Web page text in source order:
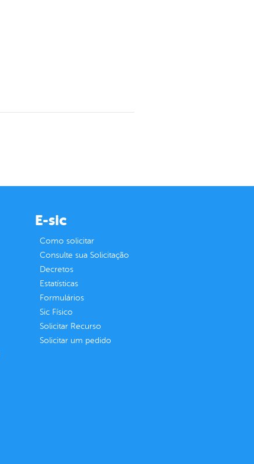
E-sic
Como solicitar
Consulte sua Solicitação
Decretos
Estatísticas
Formulários
Sic Físico
Solicitar Recurso
Solicitar um pedido